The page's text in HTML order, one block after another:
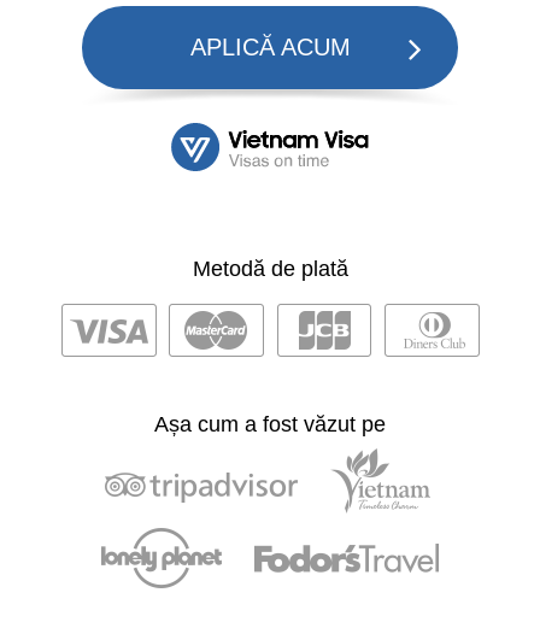
APLICĂ ACUM
Metodă de plată
Așa cum a fost văzut pe